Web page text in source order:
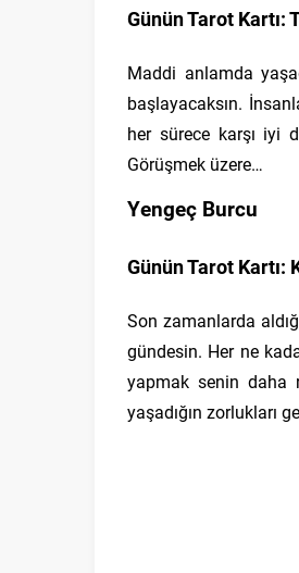
Günün Tarot Kartı:
Maddi anlamda
başlayacaksın.
her sürece karşı iyi
Görüşmek üzere…
Yengeç Burcu
Günün Tarot Kartı:
Son zamanlarda
gündesin. Her ne
yapmak senin daha
yaşadığın zorlukları